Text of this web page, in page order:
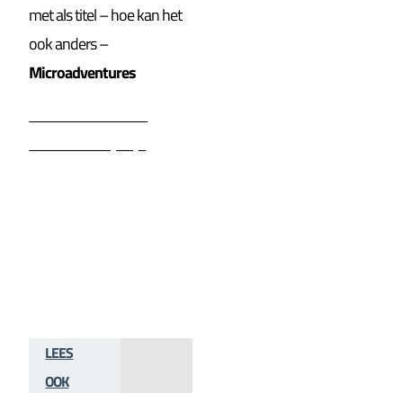
met als titel – hoe kan het
ook anders –
Microadventures
LEES
OOK